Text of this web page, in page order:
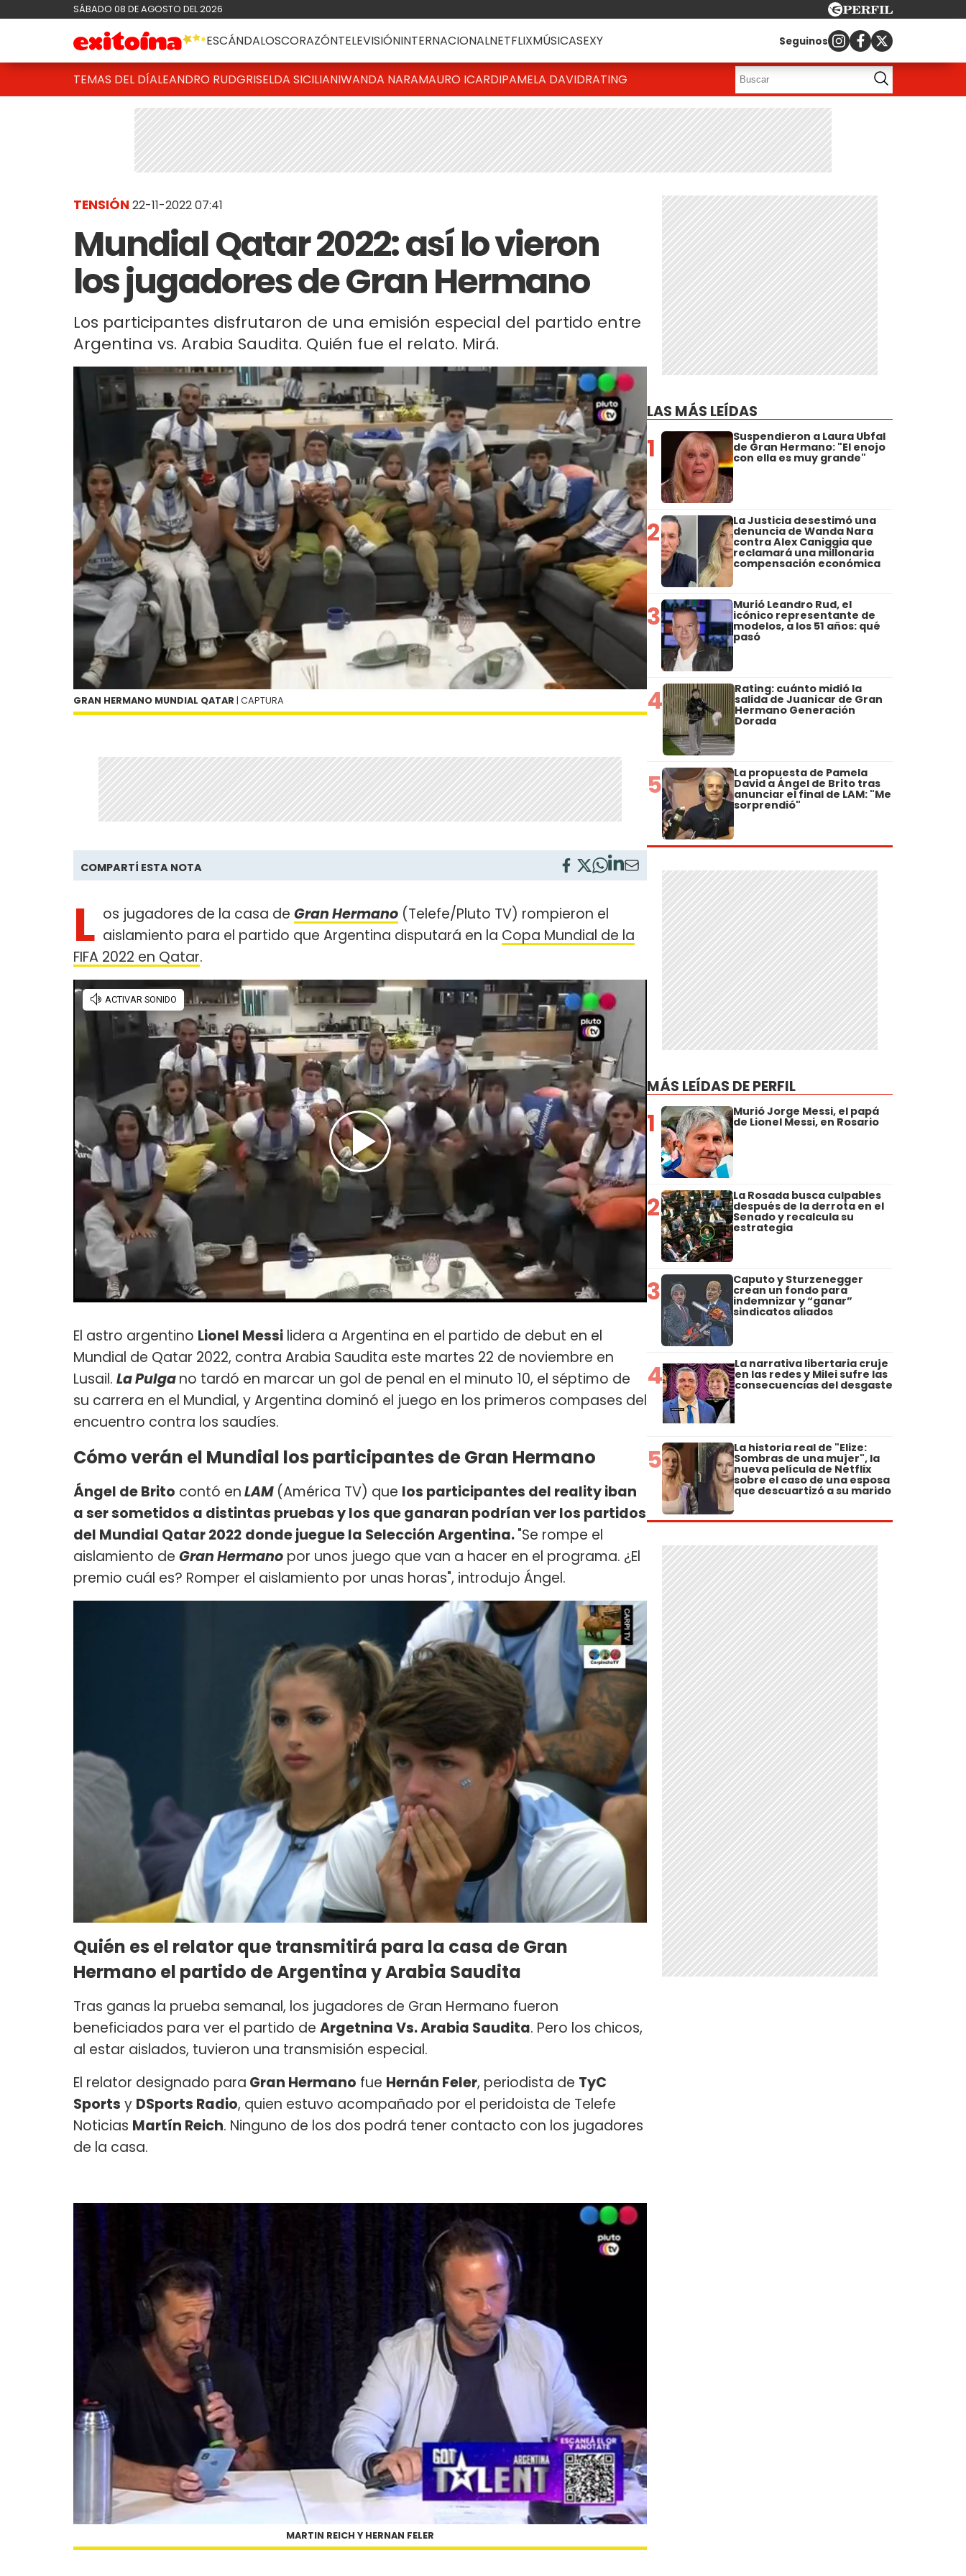
SÁBADO 08 DE AGOSTO DEL 2026
ESCÁNDALOSCORAZÓNTELEVISIÓNINTERNACIONALNETFLIXMÚSICASEXY Seguinos
TEMAS DEL DÍALEANDRO RUDGRISELDA SICILIANIWANDA NARAMAURO ICARDIPAMELA DAVIDRATING
TENSIÓN 22-11-2022 07:41
Mundial Qatar 2022: así lo vieron
los jugadores de Gran Hermano
Los participantes disfrutaron de una emisión especial del partido entre
Argentina vs. Arabia Saudita. Quién fue el relato. Mirá.
GRAN HERMANO MUNDIAL QATAR | CAPTURA
COMPARTÍ ESTA NOTA
L os jugadores de la casa de Gran Hermano (Telefe/Pluto TV) rompieron el
aislamiento para el partido que Argentina disputará en la Copa Mundial de la
FIFA 2022 en Qatar.
El astro argentino Lionel Messi lidera a Argentina en el partido de debut en el
Mundial de Qatar 2022, contra Arabia Saudita este martes 22 de noviembre en
Lusail. La Pulgano tardó en marcar un gol de penal en el minuto 10, el séptimo de
su carrera en el Mundial, y Argentina dominó el juego en los primeros compases del
encuentro contra los saudíes.
Cómo verán el Mundial los participantes de Gran Hermano
Ángel de Brito contó enLAM (América TV) que los participantes del reality iban
a ser sometidos a distintas pruebas y los que ganaran podrían ver los partidos
del Mundial Qatar 2022 donde juegue la Selección Argentina."Se rompe el
aislamiento de Gran Hermano por unos juego que van a hacer en el programa. ¿El
premio cuál es? Romper el aislamiento por unas horas", introdujo Ángel.
Quién es el relator que transmitirá para la casa de Gran
Hermano el partido de Argentina y Arabia Saudita
Tras ganas la prueba semanal, los jugadores de Gran Hermano fueron
beneficiados para ver el partido de Argetnina Vs. Arabia Saudita. Pero los chicos,
al estar aislados, tuvieron una transmisión especial.
El relator designado para Gran Hermano fue Hernán Feler, periodista de TyC
Sports y DSports Radio, quien estuvo acompañado por el peridoista de Telefe
Noticias Martín Reich. Ninguno de los dos podrá tener contacto con los jugadores
de la casa.
MARTIN REICH Y HERNAN FELER
LAS MÁS LEÍDAS
1 Suspendieron a Laura Ubfal
de Gran Hermano: "El enojo
con ella es muy grande"
2 La Justicia desestimó una
denuncia de Wanda Nara
contra Alex Caniggia que
reclamará una millonaria
compensación económica
3 Murió Leandro Rud, el
icónico representante de
modelos, a los 51 años: qué
pasó
4 Rating: cuánto midió la
salida de Juanicar de Gran
Hermano Generación
Dorada
5 La propuesta de Pamela
David a Ángel de Brito tras
anunciar el final de LAM: "Me
sorprendió"
MÁS LEÍDAS DE PERFIL
1 Murió Jorge Messi, el papá
de Lionel Messi, en Rosario
2 La Rosada busca culpables
después de la derrota en el
Senado y recalcula su
estrategia
3 Caputo y Sturzenegger
crean un fondo para
indemnizar y “ganar”
sindicatos aliados
4 La narrativa libertaria cruje
en las redes y Milei sufre las
consecuencias del desgaste
5 La historia real de "Elize:
Sombras de una mujer", la
nueva película de Netflix
sobre el caso de una esposa
que descuartizó a su marido